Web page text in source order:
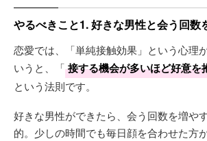
やるべきこと1. 好きな男性と会う回数
恋愛では、「単純接触効果」という心理
いうと、「 接する機会が多いほど好意を
という法則です。
好きな男性ができたら、会う回数を増や
的。少しの時間でも毎日顔を合わせた方